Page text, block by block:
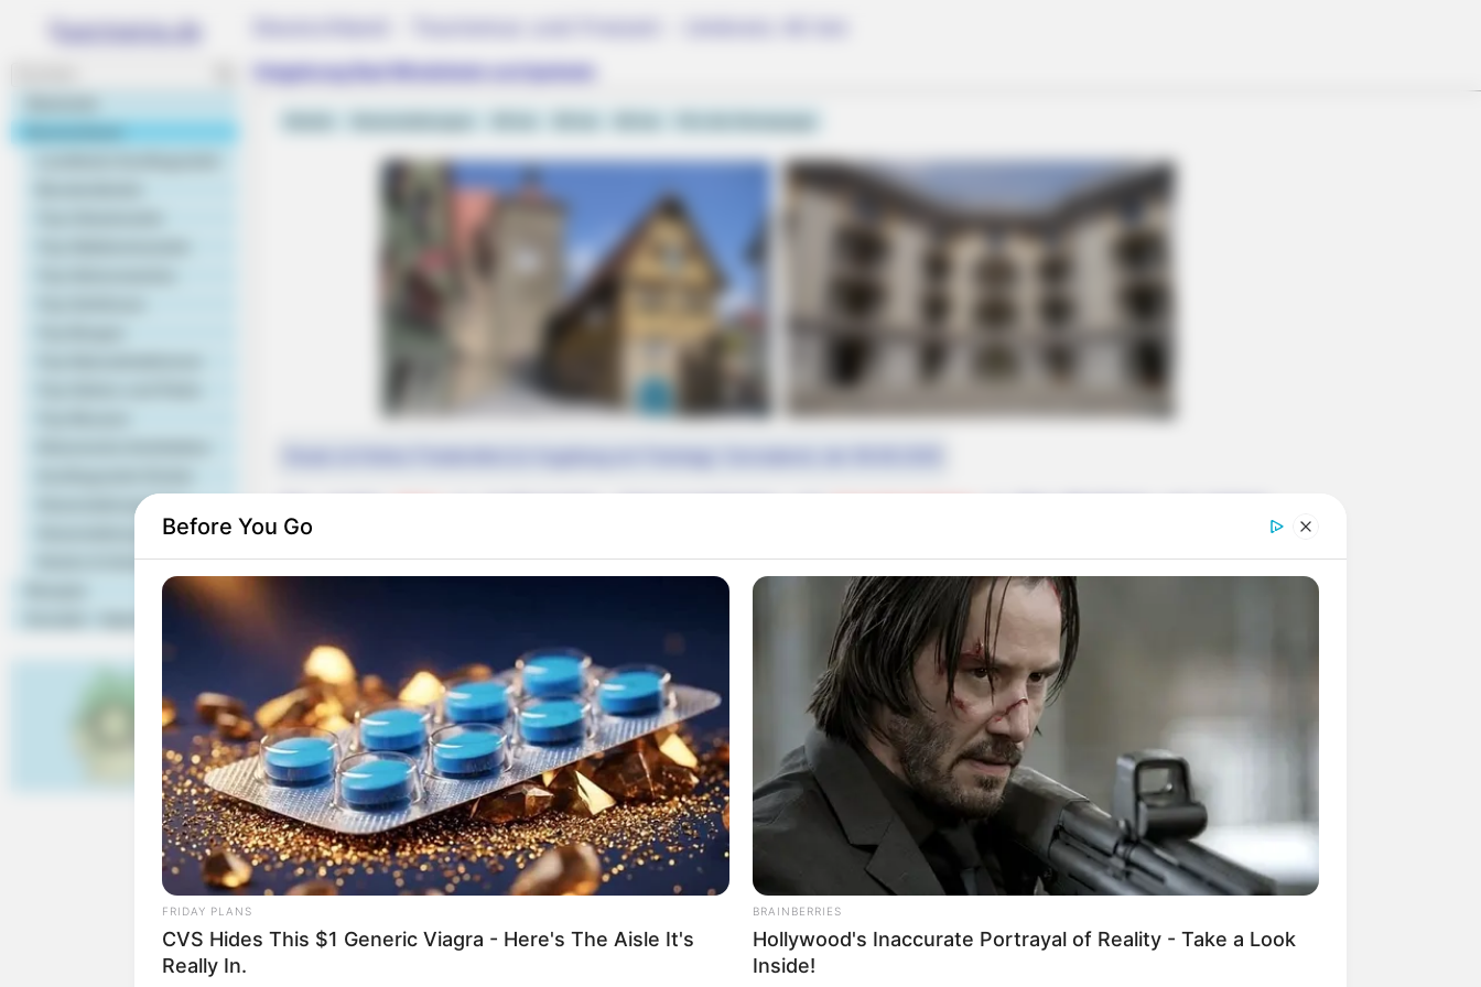
einschließlich der Umgebung (Naturpark Frankenhöhe) vorgestellt, die mit dem Auto, mit der
Fahrrad zu erreichen sind. Bei den Ausflugs- und Freizeittipps in dieser Umkreissuche für Bad Windsheim und die
benachbarten Orte handelt es sich zum Teil auch umromantische Plätze
Ausflugsziele und Sehenswürdigkeiten in Bad Windsheim und Ipsheim bzw. in der Umgebung von rund 40 km
(Naturpark Frankenhöhe) :
Fränkisches Freilandmuseum Bad Windsheim
Mehr als 100 historische, in verschiedene Baugruppen gegliederte Gebäude zeigen das ländliche Alltagsleben
vergangener Jahrhunderte in der Region Mittelfranken. Auf dem Gelände finden außerdem verschiedene
Veranstaltungen (z.B. Schauvorführungen alter Handwerkstechniken und Konzerte) statt. Außerdem gibt es
museumspädagische Angebote für Kinder und Schulklassen. Damit ist das Freilichtmuseum auch ein ideales Ziel für den
Wandertag.
Iphofen
Veranstaltungstipps
Veranstaltung eintragen
Hotels & Unterkünfte
Before You Go
FRIDAY PLANS
CVS Hides This $1 Generic Viagra - Here's The Aisle It's
Really In.
BRAINBERRIES
Hollywood's Inaccurate Portrayal of Reality - Take a Look
Inside!